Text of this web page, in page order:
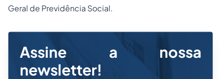
Geral de Previdência Social.
Assine a nossa
newsletter!